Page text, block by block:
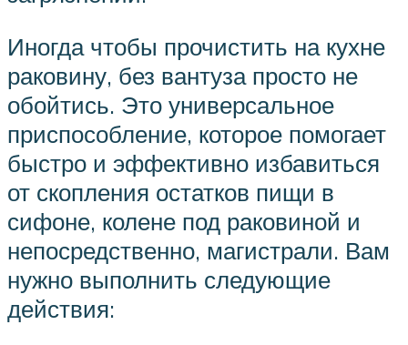
Иногда чтобы прочистить на кухне
раковину, без вантуза просто не
обойтись. Это универсальное
приспособление, которое помогает
быстро и эффективно избавиться
от скопления остатков пищи в
сифоне, колене под раковиной и
непосредственно, магистрали. Вам
нужно выполнить следующие
действия: